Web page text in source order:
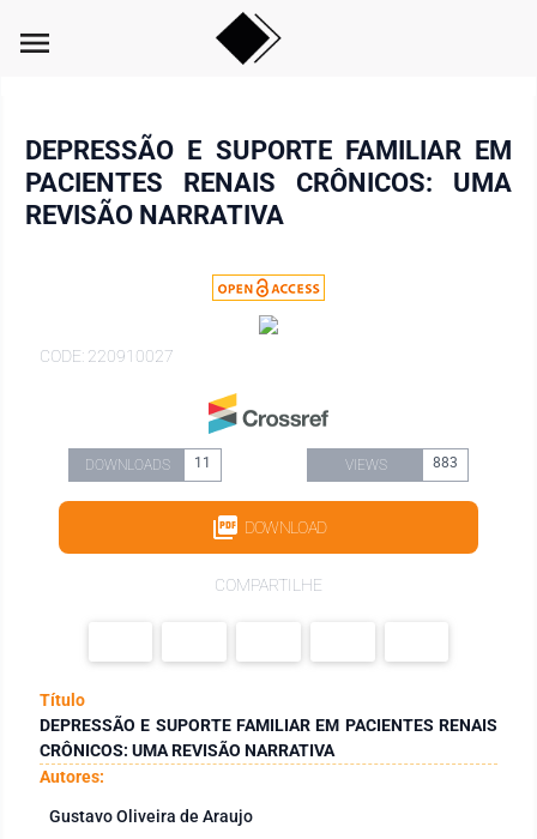
menu
DEPRESSÃO E SUPORTE FAMILIAR EM
PACIENTES RENAIS CRÔNICOS: UMA
REVISÃO NARRATIVA
CODE: 220910027
DOWNLOADS 11 VIEWS 883
DOWNLOAD
COMPARTILHE
Título
DEPRESSÃO E SUPORTE FAMILIAR EM PACIENTES RENAIS
CRÔNICOS: UMA REVISÃO NARRATIVA
Autores:
Gustavo Oliveira de Araujo